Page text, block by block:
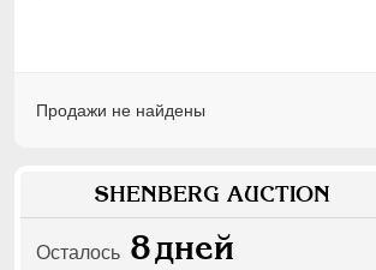
Продажи не найдены
SHENBERG AUCTION
Осталось 8дней